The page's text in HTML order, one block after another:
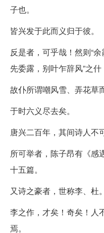
子也。
皆兴发于此而义归于彼。
反是者，可乎哉！然则“
先委露，别叶乍辞风”之
故仆所谓嘲风雪、弄花草
于时六义尽去矣。
唐兴二百年，其间诗人不
所可举者，陈子昂有《感
十五篇。
又诗之豪者，世称李、杜。
李之作，才矣！奇矣！人
焉。